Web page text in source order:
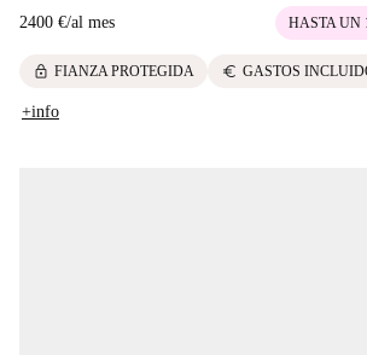
2400 €/al mes HASTA UN
lock FIANZA PROTEGIDA euro GASTOS
+info